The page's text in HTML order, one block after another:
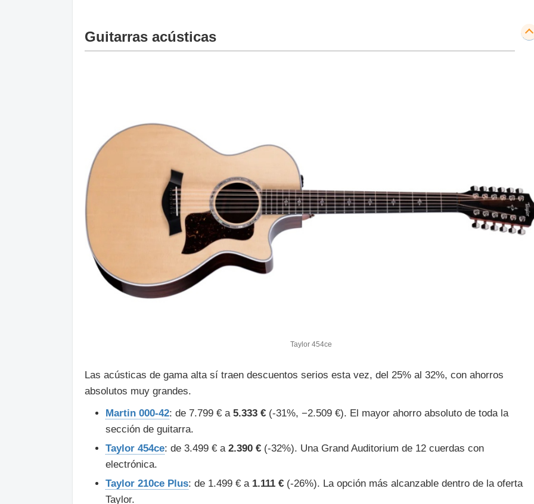
Guitarras acústicas
Taylor 454ce
Las acústicas de gama alta sí traen descuentos serios esta vez, del 25% al 32%, con ahorros
absolutos muy grandes.
Martin 000-42: de 7.799 € a 5.333 € (-31%, −2.509 €). El mayor ahorro absoluto de toda la
sección de guitarra.
Taylor 454ce: de 3.499 € a 2.390 € (-32%). Una Grand Auditorium de 12 cuerdas con
electrónica.
Taylor 210ce Plus: de 1.499 € a 1.111 € (-26%). La opción más alcanzable dentro de la oferta
Taylor.